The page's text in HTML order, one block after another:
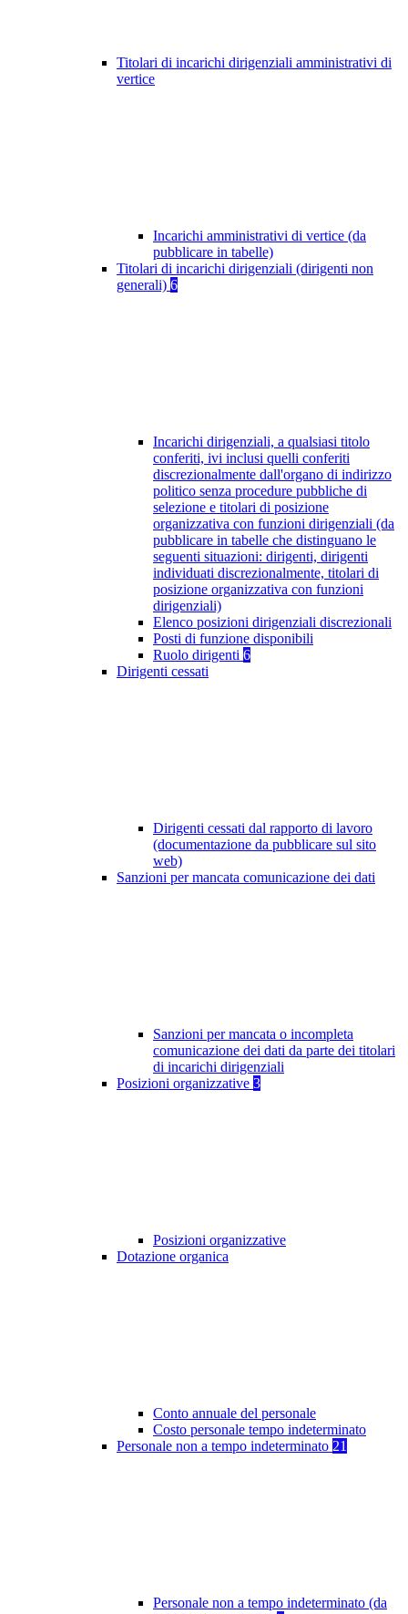
Titolari di incarichi dirigenziali amministrativi di
vertice
Incarichi amministrativi di vertice (da
pubblicare in tabelle)
Titolari di incarichi dirigenziali (dirigenti non
generali) 6
Incarichi dirigenziali, a qualsiasi titolo
conferiti, ivi inclusi quelli conferiti
discrezionalmente dall'organo di indirizzo
politico senza procedure pubbliche di
selezione e titolari di posizione
organizzativa con funzioni dirigenziali (da
pubblicare in tabelle che distinguano le
seguenti situazioni: dirigenti, dirigenti
individuati discrezionalmente, titolari di
posizione organizzativa con funzioni
dirigenziali)
Elenco posizioni dirigenziali discrezionali
Posti di funzione disponibili
Ruolo dirigenti 6
Dirigenti cessati
Dirigenti cessati dal rapporto di lavoro
(documentazione da pubblicare sul sito
web)
Sanzioni per mancata comunicazione dei dati
Sanzioni per mancata o incompleta
comunicazione dei dati da parte dei titolari
di incarichi dirigenziali
Posizioni organizzative 3
Posizioni organizzative
Dotazione organica
Conto annuale del personale
Costo personale tempo indeterminato
Personale non a tempo indeterminato 21
Personale non a tempo indeterminato (da